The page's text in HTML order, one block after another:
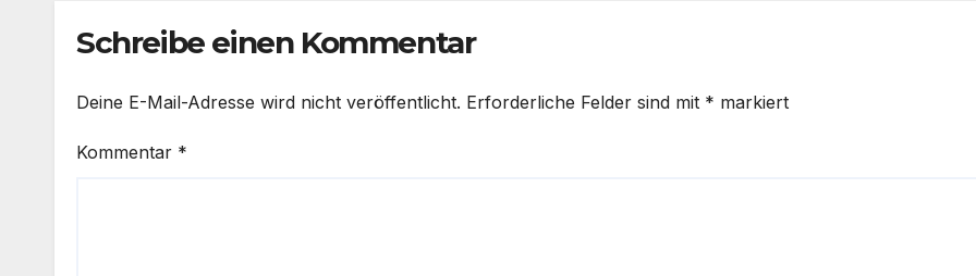
Schreibe einen Kommentar
Deine E-Mail-Adresse wird nicht veröffentlicht. Erforderliche Felder sind mit * markiert
Kommentar *